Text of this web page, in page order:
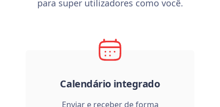
para super utilizadores como você.
Calendário integrado
Enviar e receber de forma